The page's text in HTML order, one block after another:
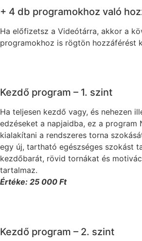
+ 4 db programokhoz való
Ha előfizetsz a Videótárra, akkor a
programokhoz is rögtön hozzáférést
Kezdő program – 1. szint
Ha teljesen kezdő vagy, és nehezen
edzéseket a napjaidba, ez a program
kialakítani a rendszeres torna
egy új, tartható egészséges szokást
kezdőbarát, rövid tornákat és
tartalmaz.
Értéke: 25 000 Ft
Kezdő program – 2. szint